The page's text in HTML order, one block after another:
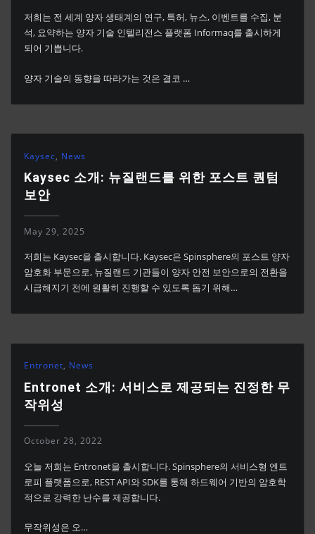
저희는 전 세계 양자 생태계의 연구, 특허, 뉴스, 이벤트를 수집, 분
석, 요약하는 양자 기술 인텔리전스 플랫폼 Informaq를 출시하게
되어 기쁩니다.
양자 기술의 동향을 따라가는 것은 결코 …
Kaysec, News
Kaysec 소개: 뉴질랜드를 위한 포스트 퀀텀
보안
May 29, 2025
저희는 Kaysec을 출시합니다. Kaysec은 Spinsphere의 포스트 양자
암호화 부문으로, 뉴질랜드 기관들이 양자 안전 보안으로의 전환을
시급해지기 전에 원활히 진행할 수 있도록 돕기 위해…
Entronet, News
Entronet 소개: 서비스로 제공되는 진정한 무
작위성
October 28, 2022
오늘 저희는 Entronet을 출시합니다. Spinsphere의 서비스형 엔트
로피 플랫폼으로, REST API와 SDK를 통해 하드웨어 기반의 암호학
적으로 강력한 난수를 제공합니다.
무작위성은 오…